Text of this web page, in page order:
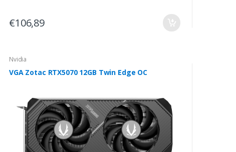
€106,89
Nvidia
VGA Zotac RTX5070 12GB Twin Edge OC